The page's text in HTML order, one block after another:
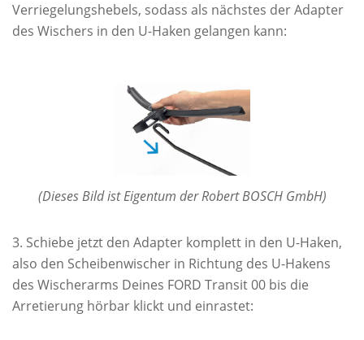
Verriegelungshebels, sodass als nächstes der Adapter
des Wischers in den U-Haken gelangen kann:
(Dieses Bild ist Eigentum der Robert BOSCH GmbH)
Schiebe jetzt den Adapter komplett in den U-Haken,
also den Scheibenwischer in Richtung des U-Hakens
des Wischerarms Deines FORD Transit 00 bis die
Arretierung hörbar klickt und einrastet: